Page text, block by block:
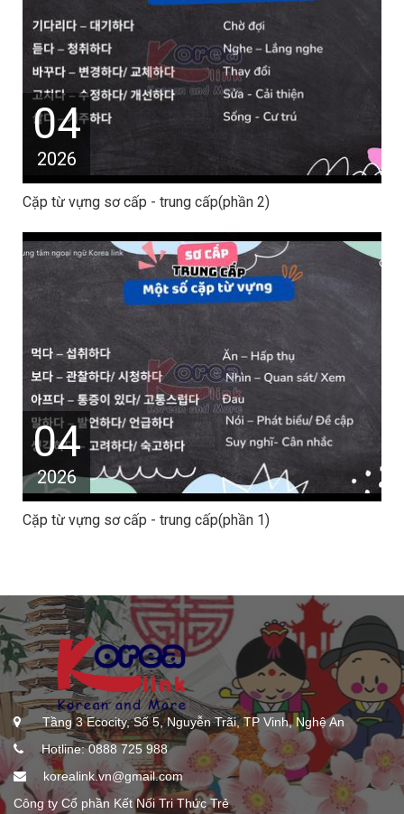
04
2026
Cặp từ vựng sơ cấp - trung cấp(phần 2)
04
2026
Cặp từ vựng sơ cấp - trung cấp(phần 1)
Tầng 3 Ecocity, Số 5, Nguyễn Trãi, TP Vinh, Nghệ An
Hotline: 0888 725 988
korealink.vn@gmail.com
Công ty Cổ phần Kết Nối Tri Thức Trẻ